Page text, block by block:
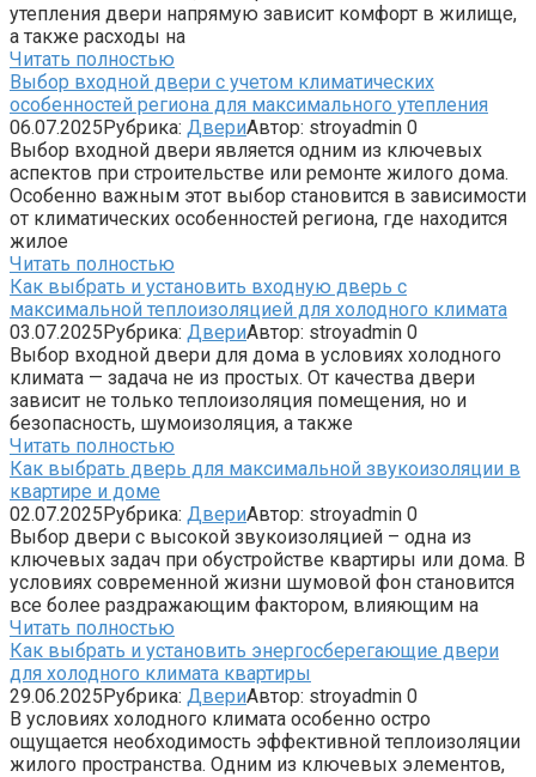
утепления двери напрямую зависит комфорт в жилище,
а также расходы на
Читать полностью
Выбор входной двери с учетом климатических
особенностей региона для максимального утепления
06.07.2025Рубрика: ДвериАвтор: stroyadmin 0
Выбор входной двери является одним из ключевых
аспектов при строительстве или ремонте жилого дома.
Особенно важным этот выбор становится в зависимости
от климатических особенностей региона, где находится
жилое
Читать полностью
Как выбрать и установить входную дверь с
максимальной теплоизоляцией для холодного климата
03.07.2025Рубрика: ДвериАвтор: stroyadmin 0
Выбор входной двери для дома в условиях холодного
климата — задача не из простых. От качества двери
зависит не только теплоизоляция помещения, но и
безопасность, шумоизоляция, а также
Читать полностью
Как выбрать дверь для максимальной звукоизоляции в
квартире и доме
02.07.2025Рубрика: ДвериАвтор: stroyadmin 0
Выбор двери с высокой звукоизоляцией – одна из
ключевых задач при обустройстве квартиры или дома. В
условиях современной жизни шумовой фон становится
все более раздражающим фактором, влияющим на
Читать полностью
Как выбрать и установить энергосберегающие двери
для холодного климата квартиры
29.06.2025Рубрика: ДвериАвтор: stroyadmin 0
В условиях холодного климата особенно остро
ощущается необходимость эффективной теплоизоляции
жилого пространства. Одним из ключевых элементов,